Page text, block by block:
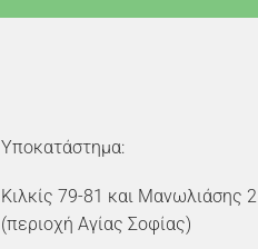
Υποκατάστημα:
Κιλκίς 79-81 και Μανωλιάσης 2
(περιοχή Αγίας Σοφίας)